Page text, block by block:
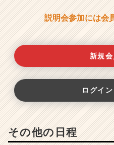
説明会参加には会
新規
ログイ
その他の日程